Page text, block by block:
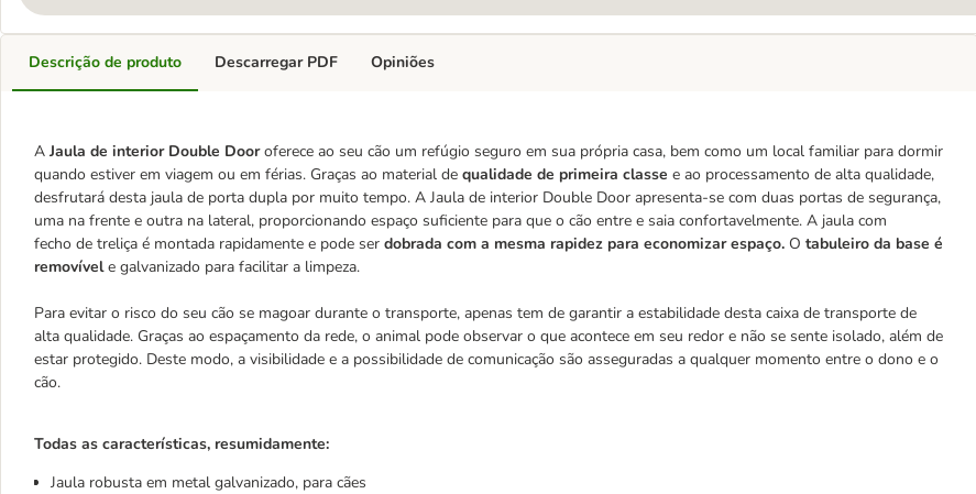
Descrição de produto
A Jaula de interior Double Dooroferece ao seu cão um refúgio seguro em sua própria casa, bem como um local familiar para dormir
quando estiver em viagem ou em férias. Graças ao material de qualidade de primeira classe e ao processamento de alta qualidade,
desfrutará desta jaula de porta dupla por muito tempo. A Jaula de interior Double Door apresenta-se com duas portas de segurança,
uma na frente e outra na lateral, proporcionando espaço suficiente para que o cão entre e saia confortavelmente. A jaula com
fecho de treliça é montada rapidamente e pode ser dobrada com a mesma rapidez para economizar espaço. O tabuleiro da base é
removívele galvanizado para facilitar a limpeza.
Para evitar o risco do seu cão se magoar durante o transporte, apenas tem de garantir a estabilidade desta caixa de transporte de
alta qualidade. Graças ao espaçamento da rede, o animal pode observar o que acontece em seu redor e não se sente isolado, além de
estar protegido. Deste modo, a visibilidade e a possibilidade de comunicação são asseguradas a qualquer momento entre o dono e o
cão.
Todas as características, resumidamente:
Jaula robusta em metal galvanizado, para cães
Descarregar PDF Opiniões